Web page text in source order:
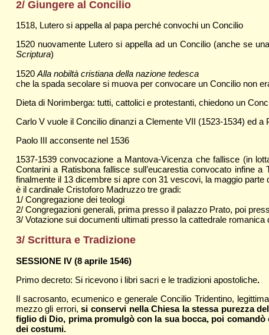
2/ Giungere al Concilio
1518, Lutero si appella al papa perché convochi un Concilio
1520 nuovamente Lutero si appella ad un Concilio (anche se
Scriptura)
1520 Alla nobiltà cristiana della nazione tedesca
che la spada secolare si muova per convocare un Concilio non
Dieta di Norimberga: tutti, cattolici e protestanti, chiedono un
Carlo V vuole il Concilio dinanzi a Clemente VII (1523-1534) ed a
Paolo III acconsente nel 1536
1537-1539 convocazione a Mantova-Vicenza che fallisce (in
Contarini a Ratisbona fallisce sull’eucarestia convocato infine
finalmente il 13 dicembre si apre con 31 vescovi, la maggio parte
è il cardinale Cristoforo Madruzzo tre gradi:
1/ Congregazione dei teologi
2/ Congregazioni generali, prima presso il palazzo Prato, poi
3/ Votazione sui documenti ultimati presso la cattedrale romanica
3/ Scrittura e Tradizione
SESSIONE IV (8 aprile 1546)
Primo decreto: Si ricevono i libri sacri e le tradizioni apostoliche.
Il sacrosanto, ecumenico e generale Concilio Tridentino,
mezzo gli errori,si conservi nella Chiesa la stessa purezza
figlio di Dio, prima promulgò con la sua bocca, poi
dei costumi.